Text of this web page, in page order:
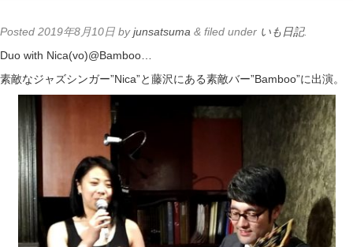
Contact
YouTube
Online Lesson
Posted 2019年8月10日 byjunsatsuma & filed under いも日記.
Duo with Nica(vo)@Bamboo…
素敵なジャズシンガー”Nica”と藤沢にある素敵バー”Bamboo”に出演。